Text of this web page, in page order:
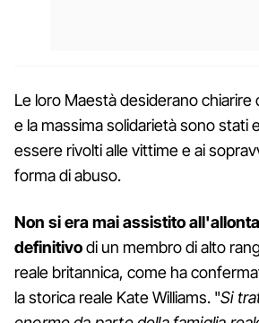
Le loro Maestà desiderano chiarire
e la massima solidarietà sono stati
essere rivolti alle vittime e ai
forma di abuso.
Non si era mai assistito
definitivodi un membro di alto
reale britannica, come ha
la storica reale Kate Williams. "Si